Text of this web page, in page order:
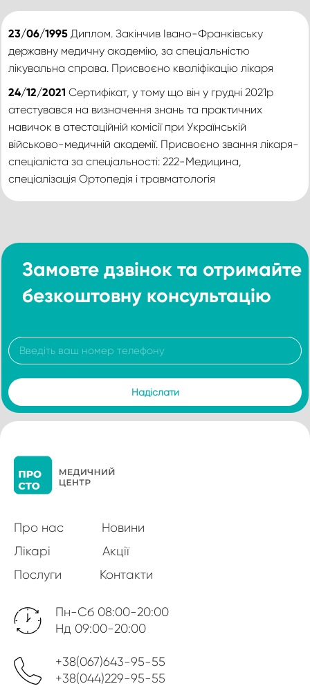
23/06/1995 Диплом. Закінчив Івано-Франківську
державну медичну академію, за спеціальністю
лікувальна справа. Присвоєно кваліфікацію лікаря
24/12/2021 Сертифікат, у тому що він у грудні 2021р
атестувався на визначення знань та практичних
навичок в атестаційній комісії при Українській
військово-медичній академії. Присвоєно звання лікаря-
спеціаліста за спеціальності: 222-Медицина,
спеціалізація Ортопедія і травматологія
Замовте дзвінок та отримайте
безкоштовну консультацію
Про нас
Новини
Лікарі
Акції
Послуги
Контакти
Пн-Сб 08:00-20:00
Нд 09:00-20:00
+38(067)643-95-55
+38(044)229-95-55